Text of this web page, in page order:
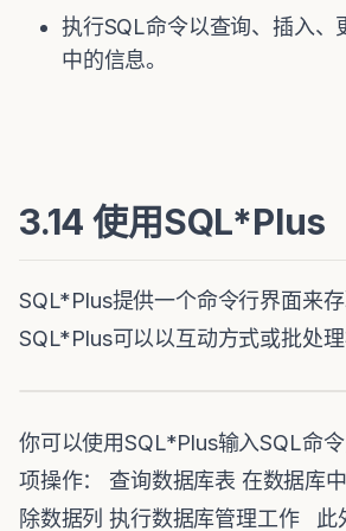
执行SQL命令以查询、插入、
中的信息。
3.14 使用SQL*Plus
SQL*Plus提供一个命令行界面来存
SQL*Plus可以以互动方式或批处理
你可以使用SQL*Plus输入SQL命
项操作： 查询数据库表 在数据库
除数据列 执行数据库管理工作 此